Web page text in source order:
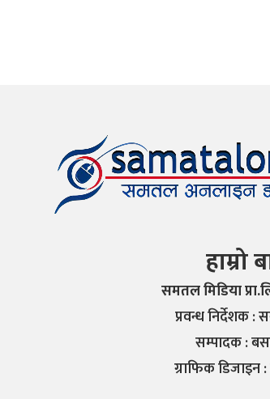
हाम्रो
समतल मिडिया
प्रवन्ध निर्देशक :
सम्पादक :
ग्राफिक